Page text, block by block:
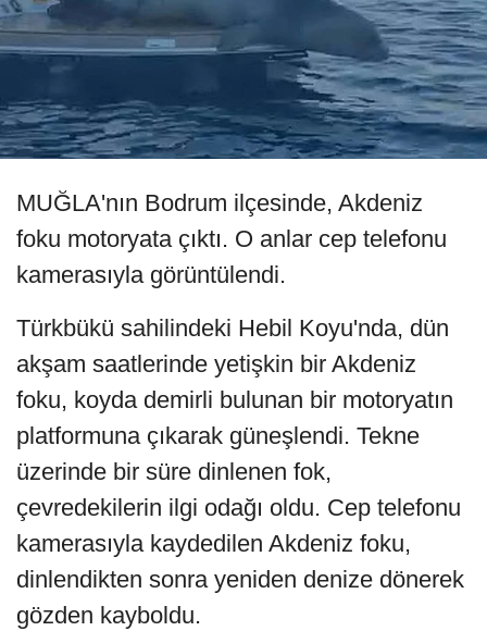
MUĞLA'nın Bodrum ilçesinde, Akdeniz
foku motoryata çıktı. O anlar cep telefonu
kamerasıyla görüntülendi.
Türkbükü sahilindeki Hebil Koyu'nda, dün
akşam saatlerinde yetişkin bir Akdeniz
foku, koyda demirli bulunan bir motoryatın
platformuna çıkarak güneşlendi. Tekne
üzerinde bir süre dinlenen fok,
çevredekilerin ilgi odağı oldu. Cep telefonu
kamerasıyla kaydedilen Akdeniz foku,
dinlendikten sonra yeniden denize dönerek
gözden kayboldu.